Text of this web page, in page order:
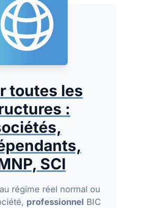
toutes les
:
SCI
au régime réel normal ou
professionnel BIC